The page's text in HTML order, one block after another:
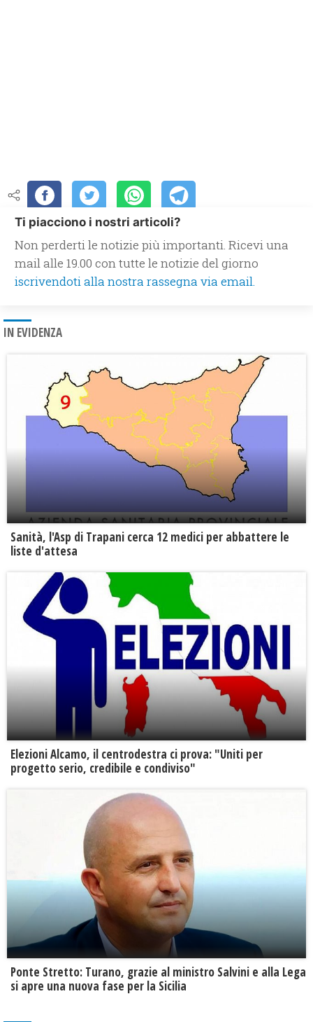
Ti piacciono i nostri articoli?
Non perderti le notizie più importanti. Ricevi una
mail alle 19.00 con tutte le notizie del giorno
iscrivendoti alla nostra rassegna via email.
IN EVIDENZA
Sanità, l'Asp di Trapani cerca 12 medici per abbattere le
liste d'attesa
Elezioni Alcamo, il centrodestra ci prova: "Uniti per
progetto serio, credibile e condiviso"
Ponte Stretto: Turano, grazie al ministro Salvini e alla Lega
si apre una nuova fase per la Sicilia